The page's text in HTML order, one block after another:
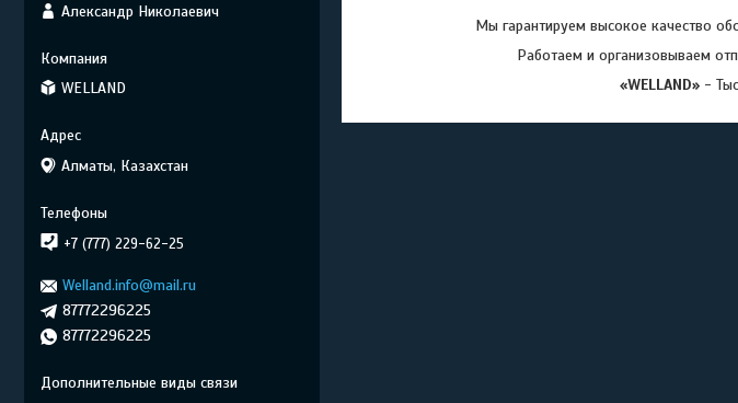
Мы гарантируем высокое качество
Работаем и организовываем
«WELLAND»-
Александр Николаевич
WELLAND
Алматы, Казахстан
+7 (777) 229-62-25
Welland.info@mail.ru
87772296225
87772296225